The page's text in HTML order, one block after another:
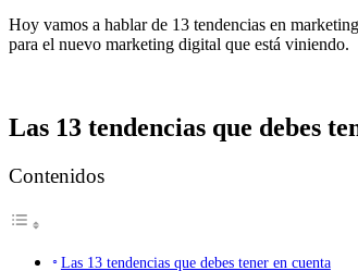
Hoy vamos a hablar de 13 tendencias en
para el nuevo marketing digital que está viniendo.
Las 13 tendencias que debes
Contenidos
Las 13 tendencias que debes tener en cuenta